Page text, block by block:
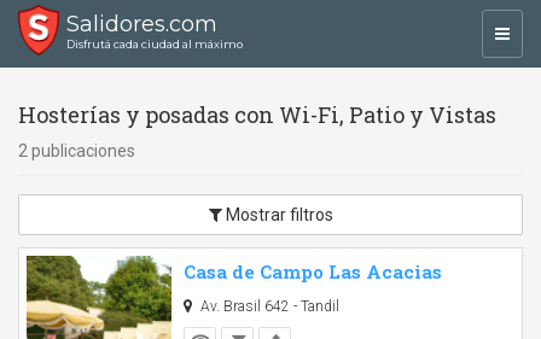
Salidores.com
Disfrutá cada ciudad al máximo
Hosterías y posadas con Wi-Fi, Patio y Vistas
2 publicaciones
Mostrar filtros
Casa de Campo Las Acacias
Av. Brasil 642 - Tandil